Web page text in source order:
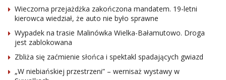
Wieczorna przejażdżka zakończona mandatem. 19-letni
kierowca wiedział, że auto nie było sprawne
Wypadek na trasie Malinówka Wielka-Bałamutowo. Droga
jest zablokowana
Zbliża się zaćmienie słońca i spektakl spadających gwiazd
„W niebiańskiej przestrzeni” – wernisaż wystawy w